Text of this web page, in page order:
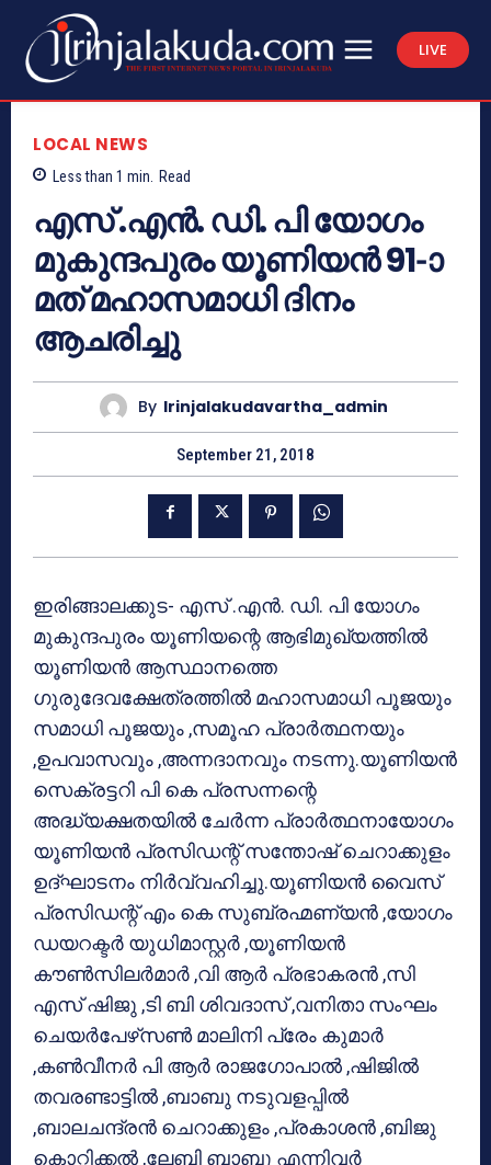
LIVE
LOCAL NEWS
Less than 1 min. Read
എസ് .എന്‍. ഡി. പി യോഗം
മുകുന്ദപുരം യൂണിയന്‍ 91-ാ
മത് മഹാസമാധി ദിനം
ആചരിച്ചു
By Irinjalakudavartha_admin
September 21, 2018
ഇരിങ്ങാലക്കുട- എസ് .എന്‍. ഡി. പി യോഗം
മുകുന്ദപുരം യൂണിയന്റെ ആഭിമുഖ്യത്തില്‍
യൂണിയന്‍ ആസ്ഥാനത്തെ
ഗുരുദേവക്ഷേത്രത്തില്‍ മഹാസമാധി പൂജയും
സമാധി പൂജയും ,സമൂഹ പ്രാര്‍ത്ഥനയും
,ഉപവാസവും ,അന്നദാനവും നടന്നു.യൂണിയന്‍
സെക്രട്ടറി പി കെ പ്രസന്നന്റെ
അദ്ധ്യക്ഷതയില്‍ ചേര്‍ന്ന പ്രാര്‍ത്ഥനായോഗം
യൂണിയന്‍ പ്രസിഡന്റ് സന്തോഷ് ചെറാക്കുളം
ഉദ്ഘാടനം നിര്‍വ്വഹിച്ചു.യൂണിയന്‍ വൈസ്
പ്രസിഡന്റ് എം കെ സുബ്രഹ്മണ്യന്‍ ,യോഗം
ഡയറക്ടര്‍ യുധിമാസ്റ്റര്‍ ,യൂണിയന്‍
കൗണ്‍സിലര്‍മാര്‍ ,വി ആര്‍ പ്രഭാകരന്‍ ,സി
എസ് ഷിജു ,ടി ബി ശിവദാസ് ,വനിതാ സംഘം
ചെയര്‍പേഴ്‌സണ്‍ മാലിനി പ്രേം കുമാര്‍
,കണ്‍വീനര്‍ പി ആര്‍ രാജഗോപാല്‍ ,ഷിജില്‍
തവരണ്ടാട്ടില്‍ ,ബാബു നടുവളപ്പില്‍
,ബാലചന്ദ്രന്‍ ചെറാക്കുളം ,പ്രകാശന്‍ ,ബിജു
കൊറ്റിക്കല്‍ ,ലേബി ബാബു എന്നിവര്‍